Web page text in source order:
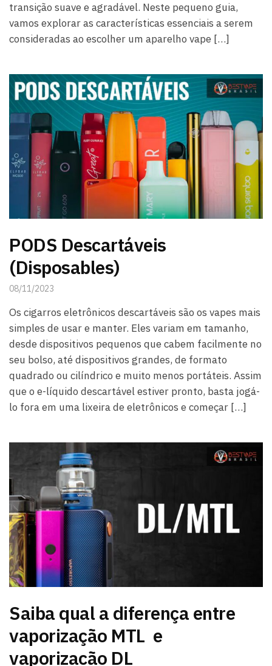
transição suave e agradável. Neste pequeno guia,
vamos explorar as características essenciais a serem
consideradas ao escolher um aparelho vape […]
PODS Descartáveis
(Disposables)
08/11/2023
Os cigarros eletrônicos descartáveis ​​são os vapes mais
simples de usar e manter. Eles variam em tamanho,
desde dispositivos pequenos que cabem facilmente no
seu bolso, até dispositivos grandes, de formato
quadrado ou cilíndrico e muito menos portáteis. Assim
que o e-líquido descartável estiver pronto, basta jogá-
lo fora em uma lixeira de eletrônicos e começar […]
Saiba qual a diferença entre
vaporização MTL e
vaporizacão DL